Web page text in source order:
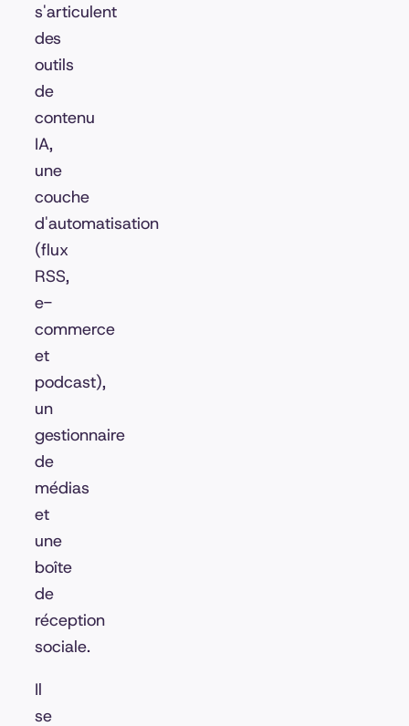
s'articulent
des
outils
de
contenu
IA,
une
couche
d'automatisation
(flux
RSS,
e-
commerce
et
podcast),
un
gestionnaire
de
médias
et
une
boîte
de
réception
sociale.
Il
se